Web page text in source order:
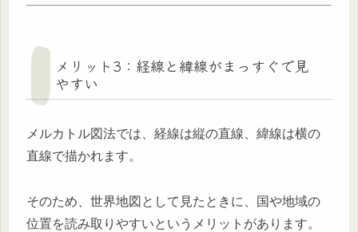
メリット3：経線と緯線がまっすぐで見
やすい
メルカトル図法では、経線は縦の直線、緯線は横の
直線で描かれます。
そのため、世界地図として見たときに、国や地域の
位置を読み取りやすいというメリットがあります。